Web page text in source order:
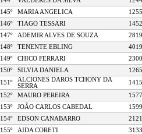
145º
MARIA ANGELICA
146º
TIAGO TESSARI
147º
ADEMIR ALVES DE SOUZA
148º
TENENTE EBLING
149º
CHICO FERRARI
150º
SILVIA DANIELA
151º
ALCIONES DAROS TCHONY DA
SERRA
152º
MAURO PEREIRA
153º
JOÃO CARLOS CABEDAL
154º
EDSON CANABARRO
155º
AIDA CORETI